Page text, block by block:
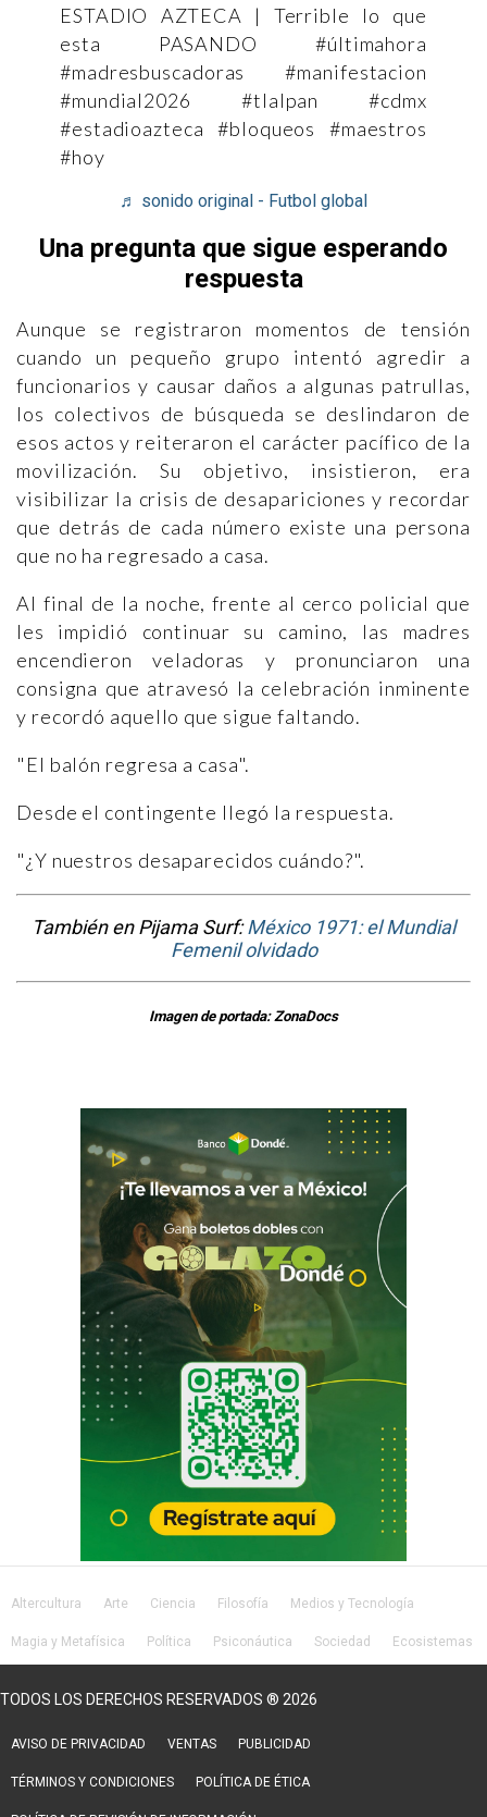
ESTADIO AZTECA | Terrible lo que
esta PASANDO #últimahora
#madresbuscadoras #manifestacion
#mundial2026 #tlalpan #cdmx
#estadioazteca #bloqueos #maestros
#hoy
♬ sonido original - Futbol global
Una pregunta que sigue esperando
respuesta
Aunque se registraron momentos de tensión
cuando un pequeño grupo intentó agredir a
funcionarios y causar daños a algunas patrullas,
los colectivos de búsqueda se deslindaron de
esos actos y reiteraron el carácter pacífico de la
movilización. Su objetivo, insistieron, era
visibilizar la crisis de desapariciones y recordar
que detrás de cada número existe una persona
que no ha regresado a casa.
Al final de la noche, frente al cerco policial que
les impidió continuar su camino, las madres
encendieron veladoras y pronunciaron una
consigna que atravesó la celebración inminente
y recordó aquello que sigue faltando.
"El balón regresa a casa".
Desde el contingente llegó la respuesta.
"¿Y nuestros desaparecidos cuándo?".
También en Pijama Surf:México 1971: el Mundial
Femenil olvidado
Imagen de portada: ZonaDocs
Altercultura Arte Ciencia Filosofía Medios y Tecnología
Magia y Metafísica Política Psiconáutica Sociedad Ecosistemas
TODOS LOS DERECHOS RESERVADOS ® 2026
AVISO DE PRIVACIDAD VENTAS PUBLICIDAD
TÉRMINOS Y CONDICIONES POLÍTICA DE ÉTICA